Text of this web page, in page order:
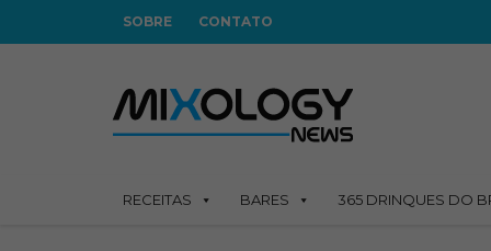
SOBRE CONTATO
RECEITAS BARES 365 DRINQUES DO